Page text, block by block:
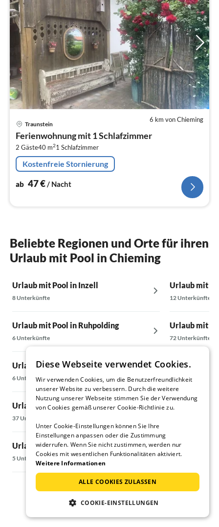
6 km von Chieming
Traunstein
Ferienwohnung mit 1 Schlafzimmer
2 Gäste40 m21 Schlafzimmer
Kostenfreie Stornierung
ab 47€/ Nacht
Beliebte Regionen und Orte für ihren
Urlaub mit Pool in Chieming
Urlaub mit Pool in Inzell
8 Unterkünfte
Urlaub mit Pool in Ruhpolding
6 Unterkünfte
Urlaub mit Pool in Übersee
6 Unterkünfte
Urlaub mit Pool in Bayerbach
37 Unterkünfte
Urlaub mit Pool in Bad Birnbach
5 Unterkünfte
Urlaub mit
12 Unterkünfte
Urlaub mit
72 Unterkünfte
Urlaub mit
5 Unterkünfte
Urlaub mit
Urlaub mit
15 Unterkünfte
Diese Webseite verwendet Cookies.
Wir verwenden Cookies, um die Benutzerfreundlichkeit
unserer Website zu verbessern. Durch die weitere
Nutzung unserer Webseite stimmen Sie der Verwendung
von Cookies gemäß unserer Cookie-Richtlinie zu.
Unter Cookie-Einstellungen können Sie Ihre
Einstellungen anpassen oder die Zustimmung
widerrufen. Wenn Sie nicht zustimmen, werden nur
Cookies mit wesentlichen Funktionalitäten aktiviert.
Weitere Informationen
ALLE COOKIES ZULASSEN
COOKIE-EINSTELLUNGEN